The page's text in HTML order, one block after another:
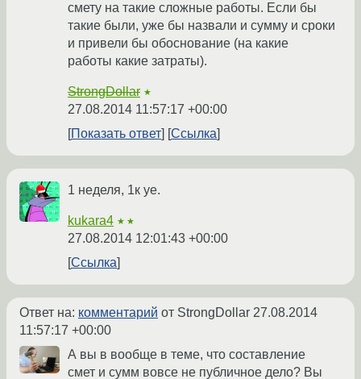
смету на такие сложные работы. Если бы
такие были, уже бы назвали и сумму и сроки
и привели бы обоснование (на какие
работы какие затраты).
StrongDollar ★
27.08.2014 11:57:17 +00:00
Показать ответ
Ссылка
1 неделя, 1к уе.
kukara4 ★★
27.08.2014 12:01:43 +00:00
Ссылка
Ответ на: комментарий от StrongDollar 27.08.2014
11:57:17 +00:00
А вы в вообще в теме, что составление
смет и сумм вовсе не публичное дело? Вы